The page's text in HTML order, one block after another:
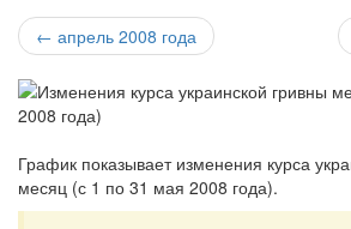
← апрель 2008 года
График показывает изменения курса
месяц (с 1 по 31 мая 2008 года).